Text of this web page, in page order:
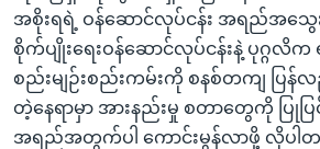
အစိုးရရဲ့ ဝန်ဆောင်လုပ်ငန်း အရည်အသွေး
စိုက်ပျိုးရေးဝန်ဆောင်လုပ်ငန်းနဲ့ ပုဂ္ဂလိက
စည်းမျဉ်းစည်းကမ်းကို စနစ်တကျ ပြ
တဲ့နေရာမှာ အားနည်းမှု စတာတွေကို ပြုပ
အရည်အတွက်ပါ ကောင်းမွန်လာဖို့ လိုပါတယ်